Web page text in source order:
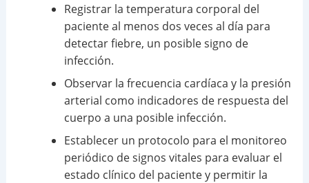
Registrar la temperatura corporal del
paciente al menos dos veces al día para
detectar fiebre, un posible signo de
infección.
Observar la frecuencia cardíaca y la presión
arterial como indicadores de respuesta del
cuerpo a una posible infección.
Establecer un protocolo para el monitoreo
periódico de signos vitales para evaluar el
estado clínico del paciente y permitir la